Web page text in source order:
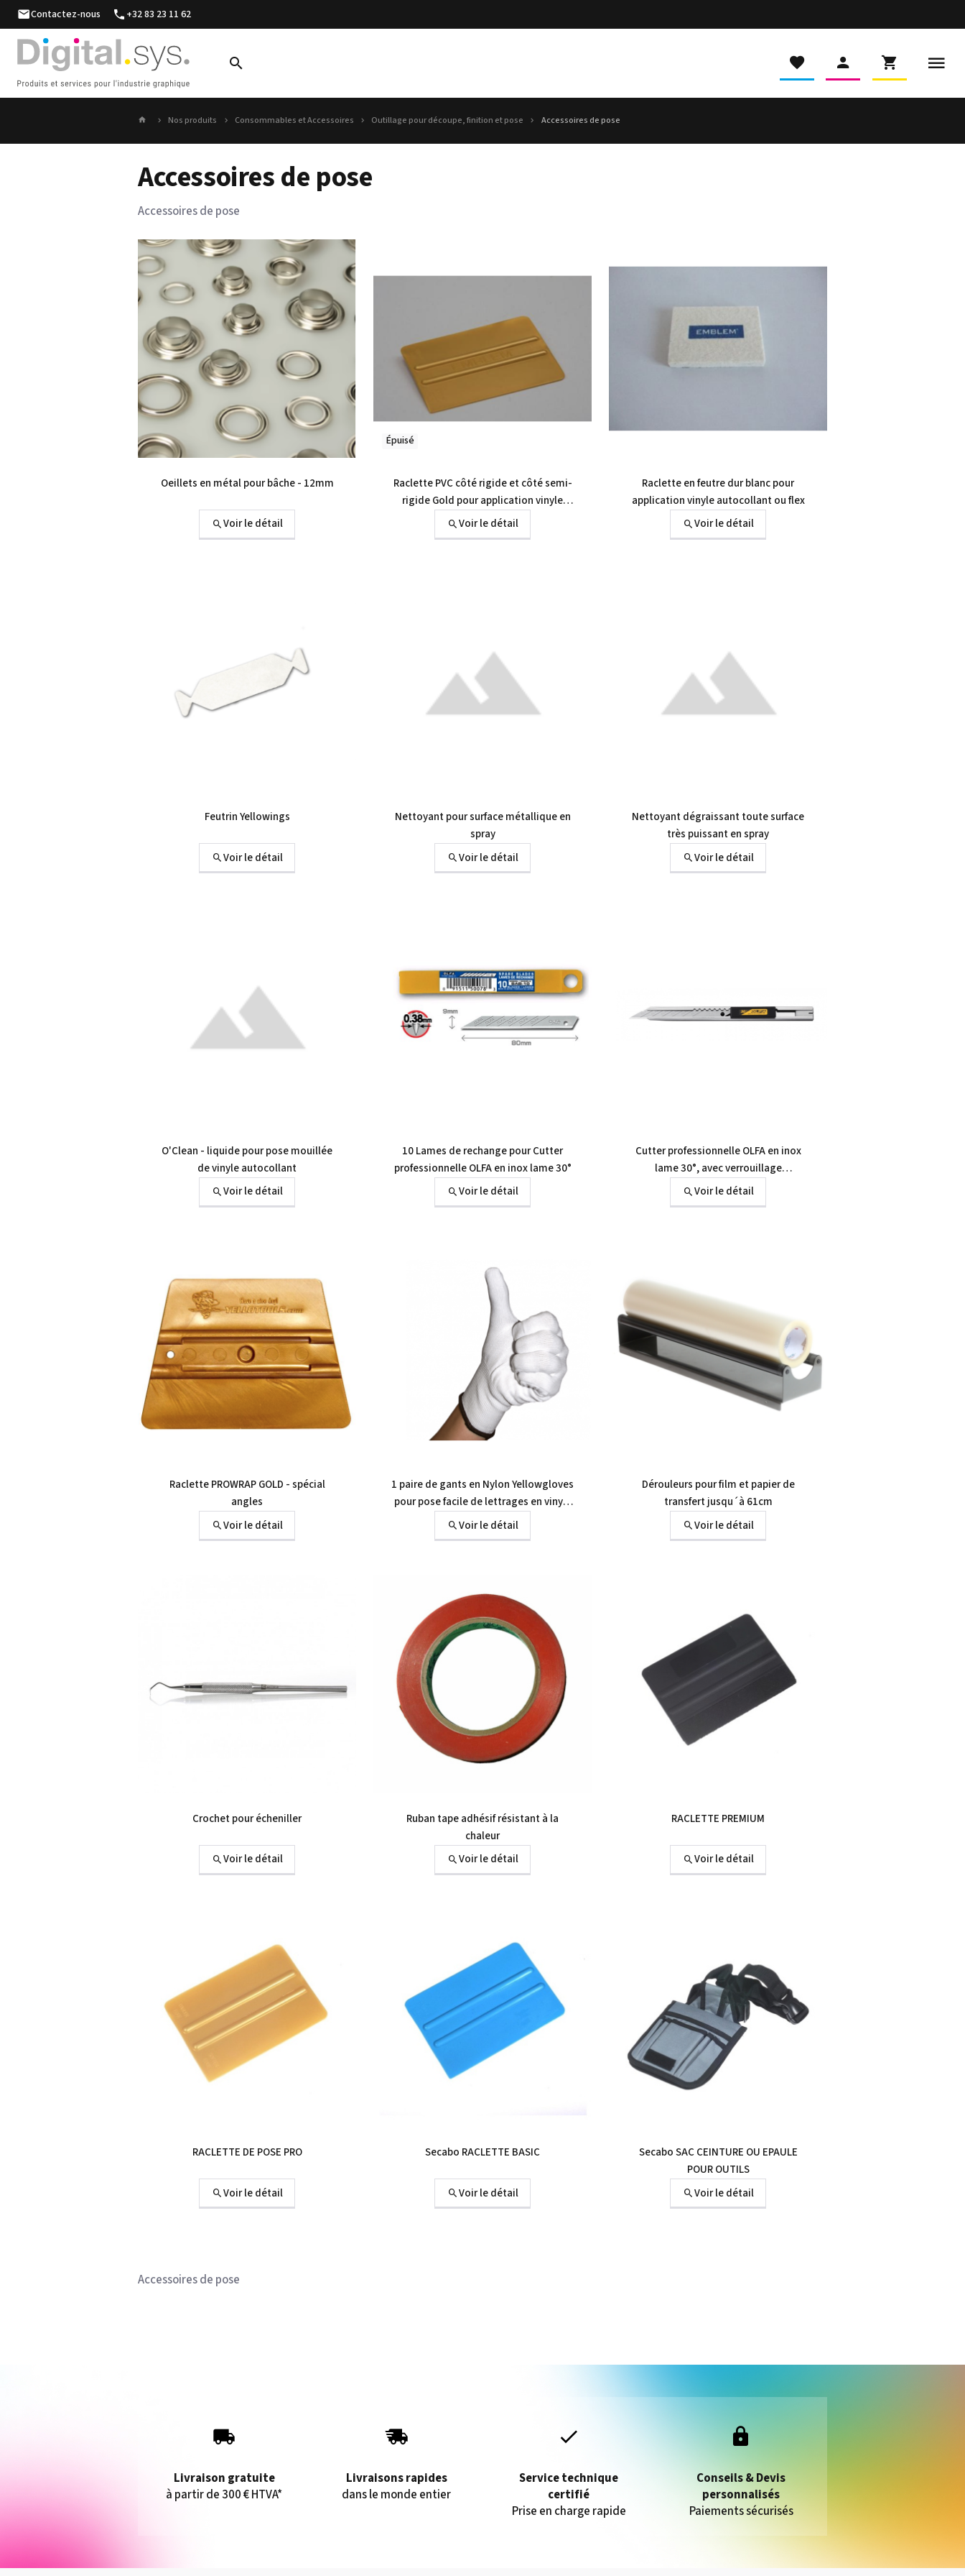
Contactez-nous +32 83 23 11 62
Nos produits Consommables et Accessoires Outillage pour découpe, finition et pose Accessoires de pose
Accessoires de pose
Accessoires de pose
Oeillets en métal pour bâche - 12mm
Voir le détail
Épuisé
Raclette PVC côté rigide et côté semi-
rigide Gold pour application vinyle
autocollant
Voir le détail
Raclette en feutre dur blanc pour
application vinyle autocollant ou flex
Voir le détail
Feutrin Yellowings
Voir le détail
Nettoyant pour surface métallique en
spray
Voir le détail
Nettoyant dégraissant toute surface
très puissant en spray
Voir le détail
O'Clean - liquide pour pose mouillée
de vinyle autocollant
Voir le détail
10 Lames de rechange pour Cutter
professionnelle OLFA en inox lame 30°
Voir le détail
Cutter professionnelle OLFA en inox
lame 30°, avec verrouillage
automatique
Voir le détail
Raclette PROWRAP GOLD - spécial
angles
Voir le détail
1 paire de gants en Nylon Yellowgloves
pour pose facile de lettrages en vinyle
autocollant
Voir le détail
Dérouleurs pour film et papier de
transfert jusqu´à 61cm
Voir le détail
Crochet pour écheniller
Voir le détail
Ruban tape adhésif résistant à la
chaleur
Voir le détail
RACLETTE PREMIUM
Voir le détail
RACLETTE DE POSE PRO
Voir le détail
Secabo RACLETTE BASIC
Voir le détail
Secabo SAC CEINTURE OU EPAULE
POUR OUTILS
Voir le détail
Accessoires de pose
Livraison gratuite
à partir de 300 € HTVA*
Livraisons rapides
dans le monde entier
Service technique
certifié
Prise en charge rapide
Conseils & Devis
personnalisés
Paiements sécurisés